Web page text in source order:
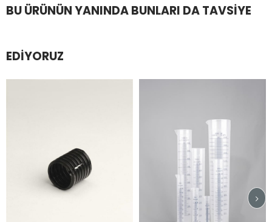
BU ÜRÜNÜN YANINDA BUNLARI DA TAVSIYE
EDIYORUZ